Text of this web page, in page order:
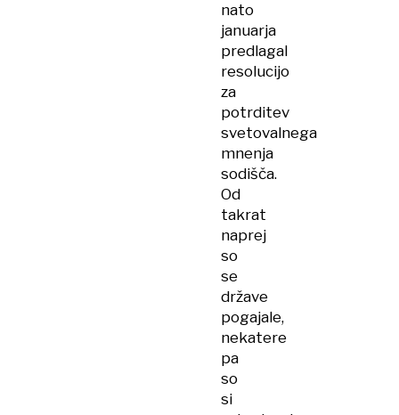
nato
januarja
predlagal
resolucijo
za
potrditev
svetovalnega
mnenja
sodišča.
Od
takrat
naprej
so
se
države
pogajale,
nekatere
pa
so
si